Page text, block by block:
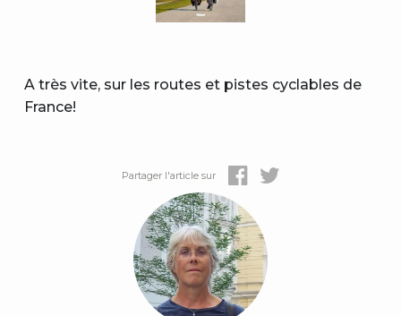
A très vite, sur les routes et pistes cyclables de
France!
Partager l'article sur